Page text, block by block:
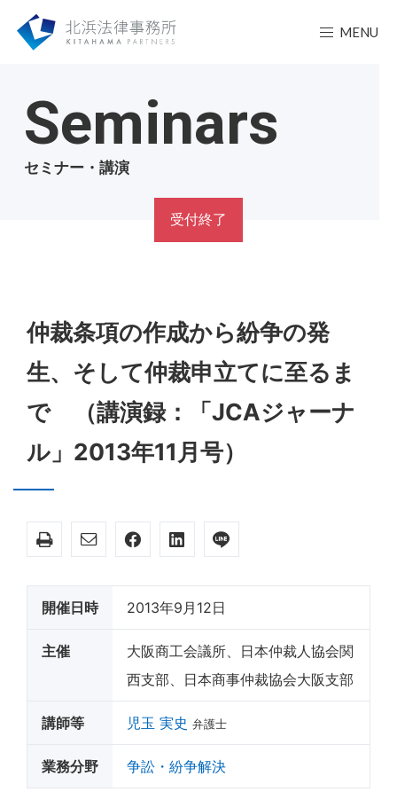
MENU
Seminars
セミナー・講演
受付終了
仲裁条項の作成から紛争の発
生、そして仲裁申立てに至るま
で （講演録：「JCAジャーナ
ル」2013年11月号）
開催日時 2013年9月12日
主催
大阪商工会議所、日本仲裁人協会関
西支部、日本商事仲裁協会大阪支部
講師等 児玉 実史 弁護士
業務分野 争訟・紛争解決